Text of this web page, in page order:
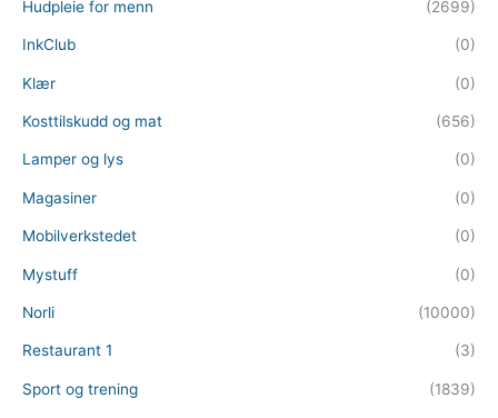
Hudpleie for menn (2699)
InkClub (0)
Klær (0)
Kosttilskudd og mat (656)
Lamper og lys (0)
Magasiner (0)
Mobilverkstedet (0)
Mystuff (0)
Norli (10000)
Restaurant 1 (3)
Sport og trening (1839)